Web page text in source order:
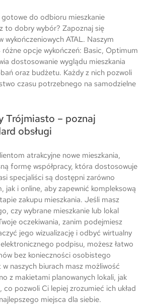
gotowe do odbioru mieszkanie
to dobry wybór? Zapoznaj się
ATAL. Naszym
opcje wykończeń: Basic, Optimum
dostosowanie wyglądu mieszkania
oraz budżetu. Każdy z nich pozwoli
czasu potrzebnego na samodzielne
Trójmiasto – poznaj
obsługi
atrakcyjne nowe mieszkania,
formę współpracy, która dostosowuje
specjaliści są dostępni zarówno
jak i online, aby zapewnić kompleksową
zakupu mieszkania. Jeśli masz
czy wybrane mieszkanie lub lokal
oczekiwania, zanim podejmiesz
jego wizualizację i odbyć wirtualny
podpisu, możesz łatwo
bez konieczności osobistego
naszych biurach masz możliwość
z makietami planowanych lokali, jak
co pozwoli Ci lepiej zrozumieć ich układ
miejsca dla siebie.